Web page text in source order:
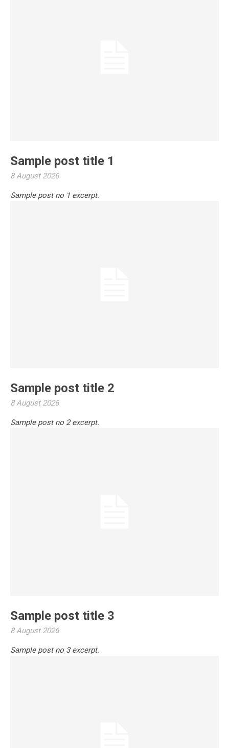
Sample post title 1
8 August 2026
Sample post no 1 excerpt.
Sample post title 2
8 August 2026
Sample post no 2 excerpt.
Sample post title 3
8 August 2026
Sample post no 3 excerpt.